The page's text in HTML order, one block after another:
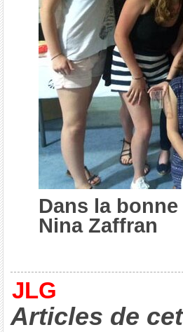
Dans la
Nina Zaffran
JLG
Articles de